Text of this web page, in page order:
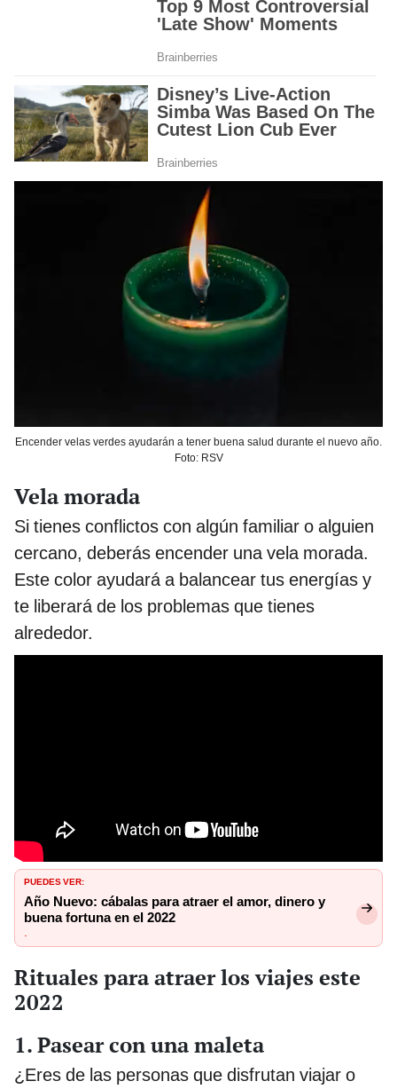
Encender velas verdes ayudarán a tener buena salud durante el nuevo año.
Foto: RSV
Vela morada
Si tienes conflictos con algún familiar o alguien
cercano, deberás encender una vela morada.
Este color ayudará a balancear tus energías y
te liberará de los problemas que tienes
alrededor.
PUEDES VER:
Año Nuevo: cábalas para atraer el amor, dinero y
buena fortuna en el 2022
.
Rituales para atraer los viajes este
2022
1. Pasear con una maleta
¿Eres de las personas que disfrutan viajar o